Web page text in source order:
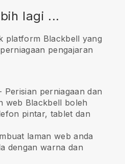
lagi ...
platform Blackbell yang
pengajaran
Perisian perniagaan dan
web Blackbell boleh
pintar, tablet dan
laman web anda
dengan warna dan